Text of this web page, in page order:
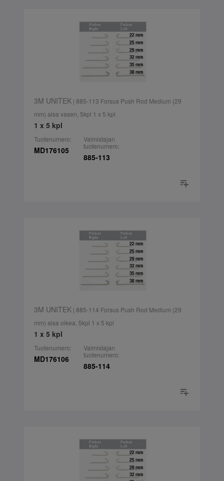
3M UNITEK| 885-113 Forsus Push Rod Medium (29
mm) aisa vasen, 5kpl 1 x 5 kpl
1 x 5 kpl
Tuotenumero:
MD176105
Valmistajan
tuotenumero:
885-113
3M UNITEK| 885-114 Forsus Push Rod Medium (29
mm) aisa oikea, 5kpl 1 x 5 kpl
1 x 5 kpl
Tuotenumero:
MD176106
Valmistajan
tuotenumero:
885-114